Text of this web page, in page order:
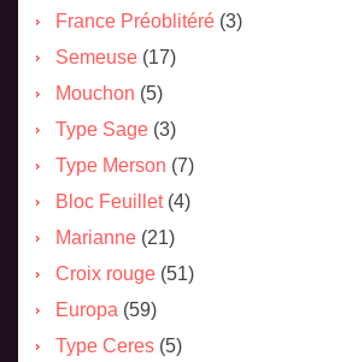
France Préoblitéré (3)
Semeuse (17)
Mouchon (5)
Type Sage (3)
Type Merson (7)
Bloc Feuillet(4)
Marianne (21)
Croix rouge (51)
Europa (59)
Type Ceres (5)